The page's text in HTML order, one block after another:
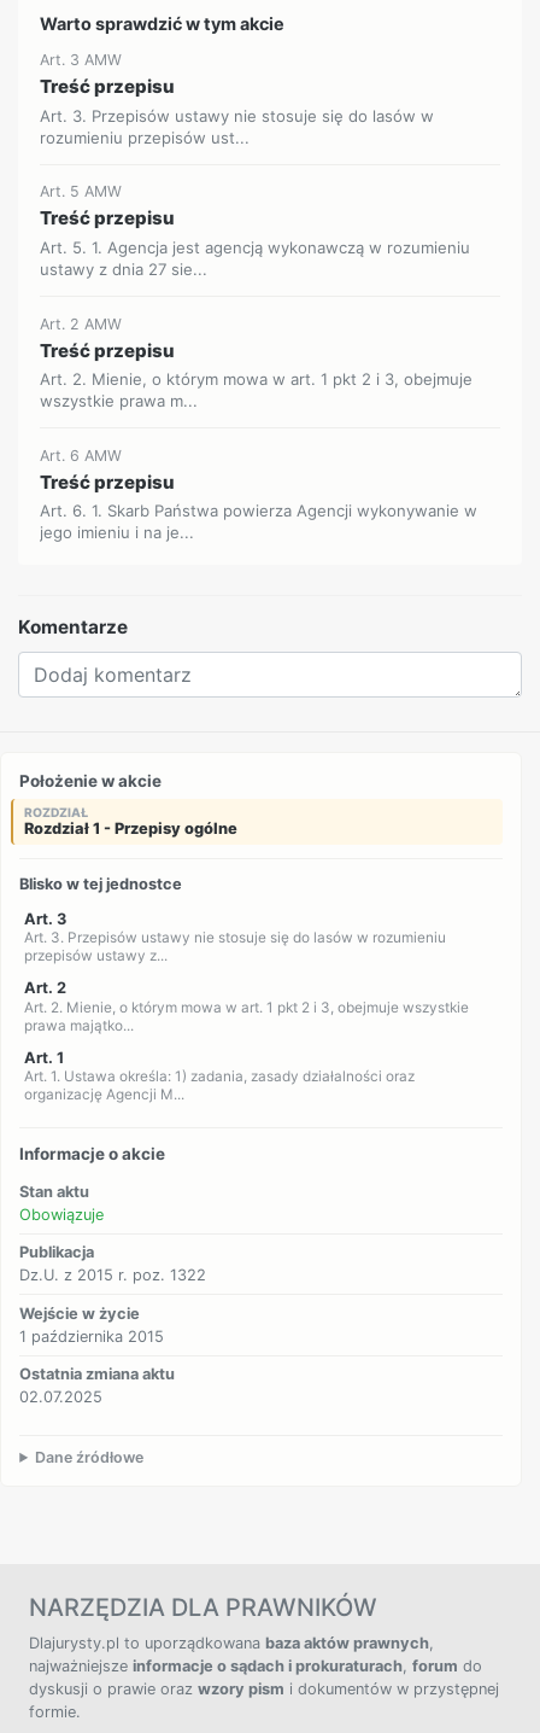
Warto sprawdzić w tym akcie
Art. 3 AMW
Treść przepisu
Art. 3. Przepisów ustawy nie stosuje się do lasów w
rozumieniu przepisów ust...
Art. 5 AMW
Treść przepisu
Art. 5. 1. Agencja jest agencją wykonawczą w rozumieniu
ustawy z dnia 27 sie...
Art. 2 AMW
Treść przepisu
Art. 2. Mienie, o którym mowa w art. 1 pkt 2 i 3, obejmuje
wszystkie prawa m...
Art. 6 AMW
Treść przepisu
Art. 6. 1. Skarb Państwa powierza Agencji wykonywanie w
jego imieniu i na je...
Komentarze
Położenie w akcie
ROZDZIAŁ
Rozdział 1 - Przepisy ogólne
Blisko w tej jednostce
Art. 3
Art. 3. Przepisów ustawy nie stosuje się do lasów w rozumieniu
przepisów ustawy z...
Art. 2
Art. 2. Mienie, o którym mowa w art. 1 pkt 2 i 3, obejmuje wszystkie
prawa majątko...
Art. 1
Art. 1. Ustawa określa: 1) zadania, zasady działalności oraz
organizację Agencji M...
Informacje o akcie
Stan aktu
Obowiązuje
Publikacja
Dz.U. z 2015 r. poz. 1322
Wejście w życie
1 października 2015
Ostatnia zmiana aktu
02.07.2025
Dane źródłowe
NARZĘDZIA DLA PRAWNIKÓW
Dlajurysty.pl to uporządkowana baza aktów prawnych,
najważniejsze informacje o sądach i prokuraturach, forum do
dyskusji o prawie oraz wzory pism i dokumentów w przystępnej
formie.